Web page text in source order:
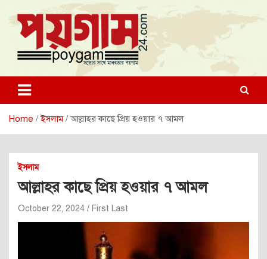
content
poygam24.com
poygam24.com
Home ইসলাম আল্লাহর কাছে প্রিয় হওয়ার ৭ আমল
ইসলাম
আল্লাহর কাছে প্রিয় হওয়ার ৭ আমল
October 22, 2024 First Last